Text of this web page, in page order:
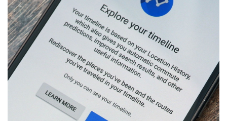
EduTech
IT Times
生成式AI與雲端應用
Enterprise Digital Transformation